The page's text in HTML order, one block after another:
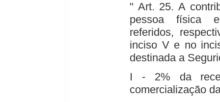
" Art. 25. A
pessoa física
referidos,
inciso V e no
destinada a
I - 2% da
comercialização